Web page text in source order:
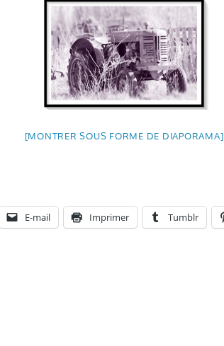
[MONTRER SOUS FORME DE DIAPORAMA]
E-mail Imprimer Tumblr